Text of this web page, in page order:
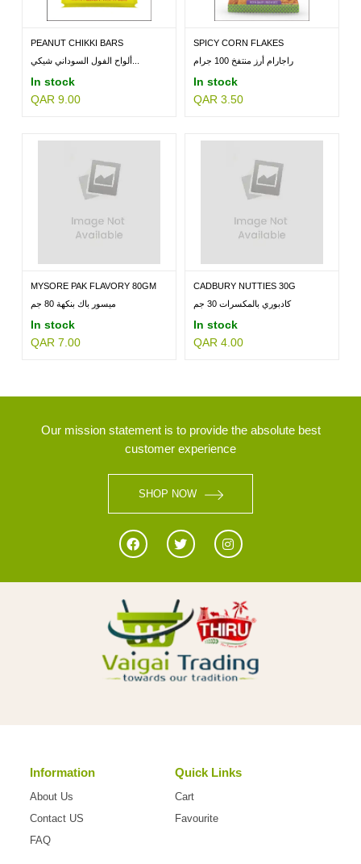
PEANUT CHIKKI BARS
RAJARAMS...
In stock
QAR 9.00
SPICY CORN FLAKES
RAJARAM...راجارام أرز منتفخ 100 جرام
In stock
QAR 3.50
MYSORE PAK FLAVORY 80GM
ميسور باك بنكهة 80 جم
In stock
QAR 7.00
CADBURY NUTTIES 30G
كادبوري بالمكسرات 30 جم
In stock
QAR 4.00
Our mission statement is to provide the absolute best
customer experience
SHOP NOW
Information
About Us
Contact US
FAQ
Quick Links
Cart
Favourite